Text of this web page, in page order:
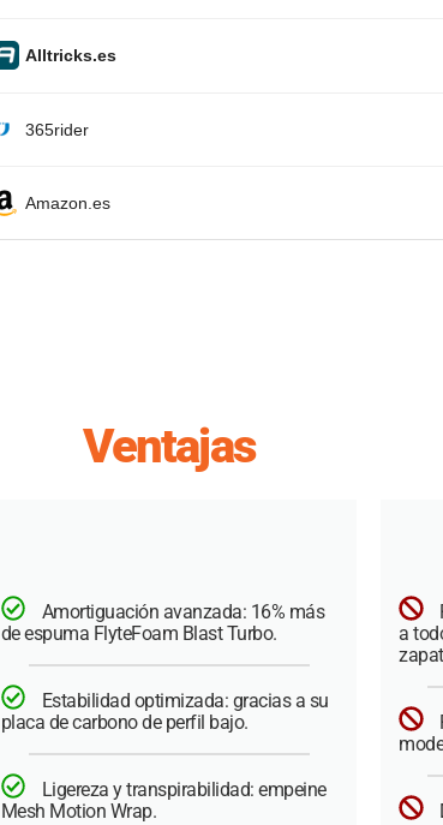
Alltricks.es
365rider
Amazon.es
Ventajas
Amortiguación avanzada: 16% más
de espuma FlyteFoam Blast Turbo.
Estabilidad optimizada: gracias a su
placa de carbono de perfil bajo.
Ligereza y transpirabilidad: empeine
Mesh Motion Wrap.
a